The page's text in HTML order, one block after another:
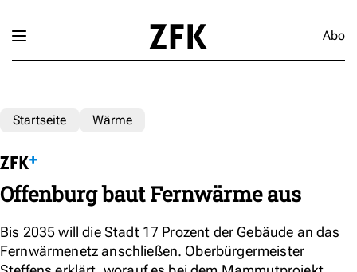
Abo
Startseite Wärme
Offenburg baut Fernwärme aus
Bis 2035 will die Stadt 17 Prozent der Gebäude an das
Fernwärmenetz anschließen. Oberbürgermeister